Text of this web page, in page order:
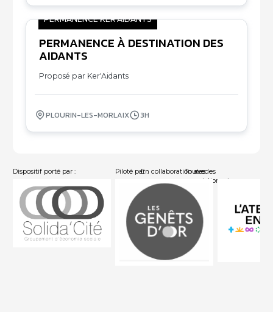
05
10
PERMANENCE KER'AIDANTS
PERMANENCE À DESTINATION DES
AIDANTS
Proposé par Ker'Aidants
PLOURIN-LES-MORLAIX 3H
Dispositif porté par : Piloté par :En collaboration avec :
Toutes les
associations